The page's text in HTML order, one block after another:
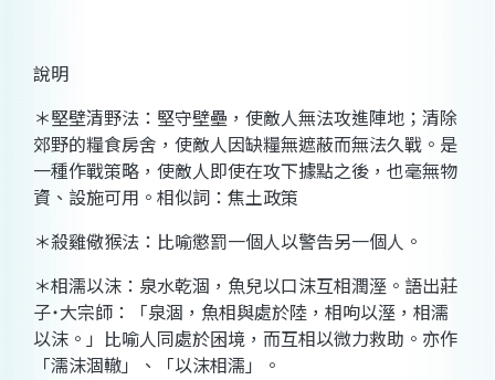
說明
＊堅壁清野法： 堅守壁壘，使敵人無法攻進陣地；清除
郊野的糧食房舍，使敵人因缺糧無遮蔽而無法久戰。是
一種作戰策略，使敵人即使在攻下據點之後，也毫無物
資、設施可用。相似詞：焦土政策
＊殺雞儆猴法： 比喻懲罰一個人以警告另一個人。
＊相濡以沫： 泉水乾涸，魚兒以口沫互相潤溼。語出莊
子˙大宗師：「泉涸，魚相與處於陸，相呴以溼， 相濡
以沫 。」比喻人同處於困境，而互相以微力救助。亦作
「濡沫涸轍」、「以沫相濡」。